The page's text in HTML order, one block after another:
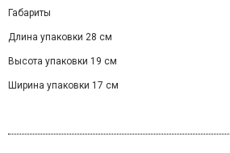
Габариты
Длина упаковки 28 см
Высота упаковки 19 см
Ширина упаковки 17 см